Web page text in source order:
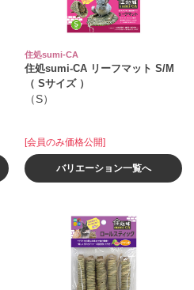
住処sumi-CA
住処sumi-CA リーフマット S/M
（ Sサイズ ）
（S）
[会員のみ価格公開]
バリエーション一覧へ